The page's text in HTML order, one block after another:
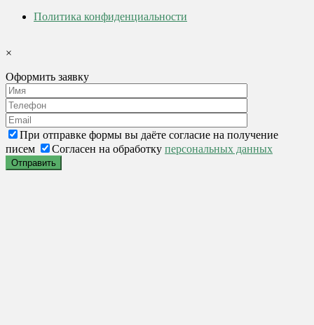
Политика конфиденциальности
×
Оформить заявку
При отправке формы вы даёте согласие на получение
писем
Согласен на обработку персональных данных